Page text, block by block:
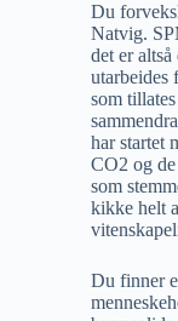
Du
Natvig.
det er
utarbeides
som
har startet
CO2 og
som
kikke helt
Du finner